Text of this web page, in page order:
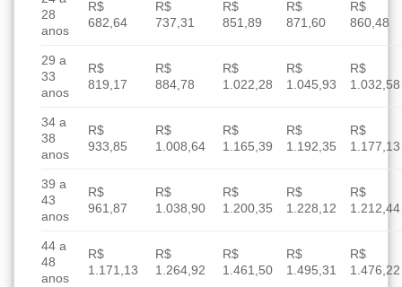
28
anos
R$
682,64
R$
737,31
R$
851,89
R$
871,60
R$
860,48
29 a
33
anos
R$
819,17
R$
884,78
R$
1.022,28
R$
1.045,93
R$
1.032,58
34 a
38
anos
R$
933,85
R$
1.008,64
R$
1.165,39
R$
1.192,35
R$
1.177,13
39 a
43
anos
R$
961,87
R$
1.038,90
R$
1.200,35
R$
1.228,12
R$
1.212,44
44 a
48
anos
R$
1.171,13
R$
1.264,92
R$
1.461,50
R$
1.495,31
R$
1.476,22